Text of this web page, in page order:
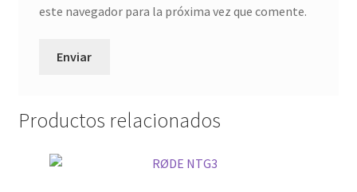
este navegador para la próxima vez que comente.
Productos relacionados